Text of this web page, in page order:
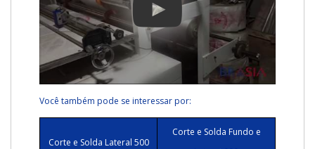
Você também pode se interessar por:
Corte e Solda Lateral 500
Corte e Solda Fundo e